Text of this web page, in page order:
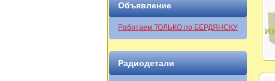
Объявление
Работаем ТОЛЬКО по БЕРДЯНСКУ
Радиодетали